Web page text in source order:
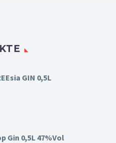
GIN 0,5L
Gin 0,5L 47%Vol